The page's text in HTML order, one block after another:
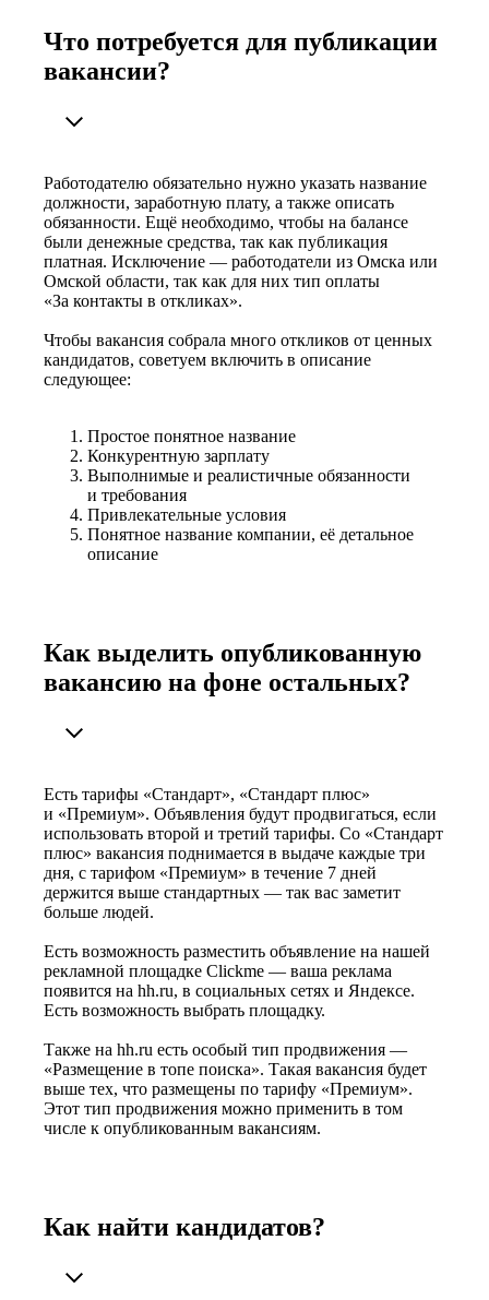
Что потребуется для публикации
вакансии?
Работодателю обязательно нужно указать название
должности, заработную плату, а также описать
обязанности. Ещё необходимо, чтобы на балансе
были денежные средства, так как публикация
платная. Исключение — работодатели из Омска или
Омской области, так как для них тип оплаты
«За контакты в откликах».
Чтобы вакансия собрала много откликов от ценных
кандидатов, советуем включить в описание
следующее:
Простое понятное название
Конкурентную зарплату
Выполнимые и реалистичные обязанности
и требования
Привлекательные условия
Понятное название компании, её детальное
описание
Как выделить опубликованную
вакансию на фоне остальных?
Есть тарифы «Стандарт», «Стандарт плюс»
и «Премиум». Объявления будут продвигаться, если
использовать второй и третий тарифы. Со «Стандарт
плюс» вакансия поднимается в выдаче каждые три
дня, с тарифом «Премиум» в течение 7 дней
держится выше стандартных — так вас заметит
больше людей.
Есть возможность разместить объявление на нашей
рекламной площадке Clickme — ваша реклама
появится на hh.ru, в социальных сетях и Яндексе.
Есть возможность выбрать площадку.
Также на hh.ru есть особый тип продвижения —
«Размещение в топе поиска». Такая вакансия будет
выше тех, что размещены по тарифу «Премиум».
Этот тип продвижения можно применить в том
числе к опубликованным вакансиям.
Как найти кандидатов?